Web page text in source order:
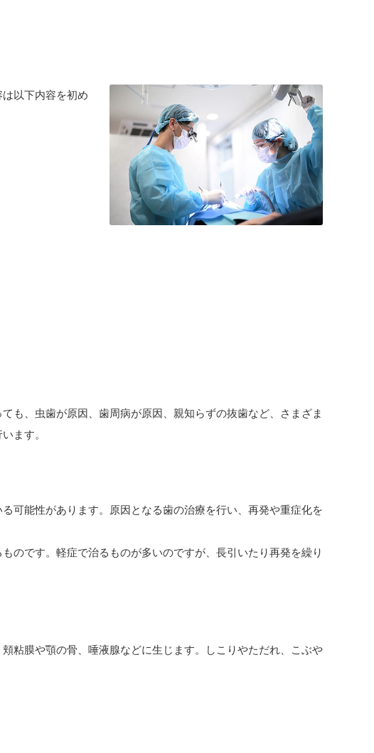
以下内容を初め
も、虫歯が原因、歯周病が原因、親知らずの抜歯など、さまざま
ます。
可能性があります。原因となる歯の治療を行い、再発や重症化を
のです。軽症で治るものが多いのですが、長引いたり再発を繰り
粘膜や顎の骨、唾液腺などに生じます。しこりやただれ、こぶや